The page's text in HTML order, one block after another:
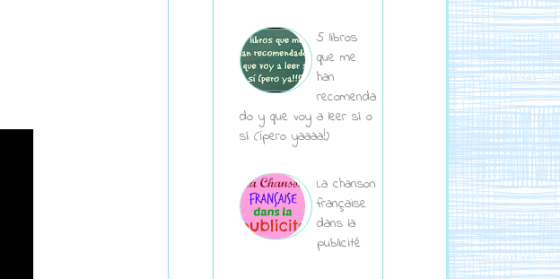
5 libros
que me
han
recomenda
do y que voy a leer sí o
sí (¡pero yaaaa!)
La chanson
française
dans la
publicité